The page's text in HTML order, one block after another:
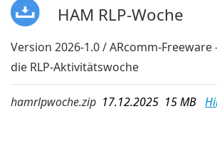
HAM RLP-Woche
Version 2026-1.0 / ARcomm-
die RLP-Aktivitätswoche
hamrlpwoche.zip 17.12.2025 15 MB